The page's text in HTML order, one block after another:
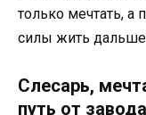
только мечтать, а
силы жить
Слесарь,
путь от